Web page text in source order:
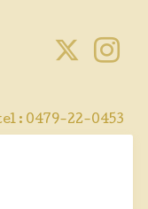
: 0479-22-0453